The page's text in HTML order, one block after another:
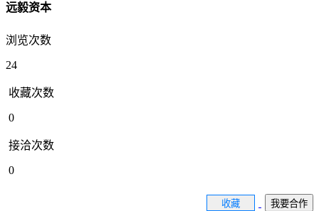
远毅资本
浏览次数
24
收藏次数
0
接洽次数
0
收藏 我要合作